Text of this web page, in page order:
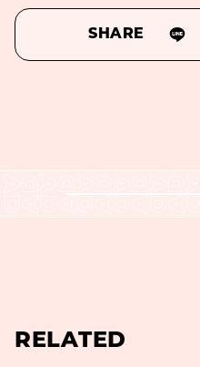
SHARE
RELATED